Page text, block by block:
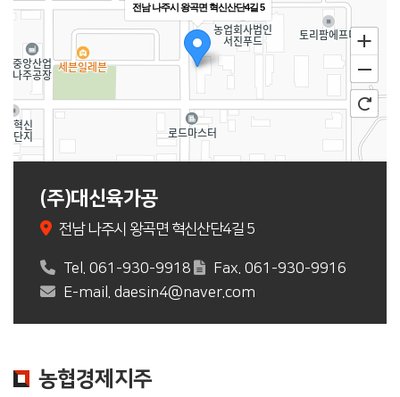
전남 나주시 왕곡면 혁신산단4길 5
(주)대신육가공
전남 나주시 왕곡면 혁신산단4길 5
Tel. 061-930-9918
Fax. 061-930-9916
E-mail. daesin4@naver.com
농협경제지주